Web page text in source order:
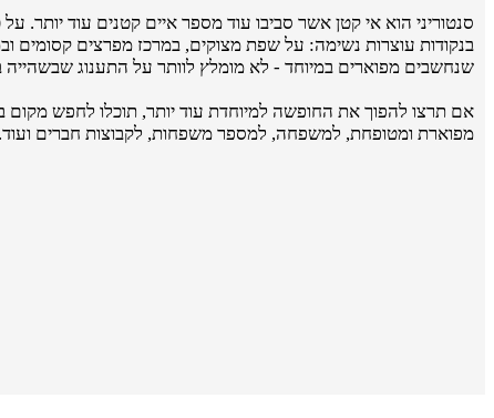
סנטוריני הוא אי קטן אשר סביבו עוד מספר איים קטנים עוד יותר.
בנקודות עוצרות נשימה: על שפת מצוקים, במרכז מפרצים קסומים
שנחשבים מפוארים במיוחד - לא מומלץ לוותר על התענוג
אם תרצו להפוך את החופשה למיוחדת עוד יותר, תוכלו לחפש
מפוארת ומטופחת, למשפחה, למספר משפחות, לקבוצות חברים ועוד.